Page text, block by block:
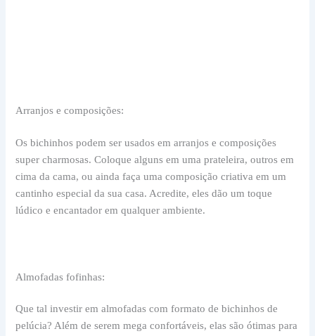
Arranjos e composições:
Os bichinhos podem ser usados em arranjos e composições
super charmosas. Coloque alguns em uma prateleira, outros em
cima da cama, ou ainda faça uma composição criativa em um
cantinho especial da sua casa. Acredite, eles dão um toque
lúdico e encantador em qualquer ambiente.
Almofadas fofinhas:
Que tal investir em almofadas com formato de bichinhos de
pelúcia? Além de serem mega confortáveis, elas são ótimas para